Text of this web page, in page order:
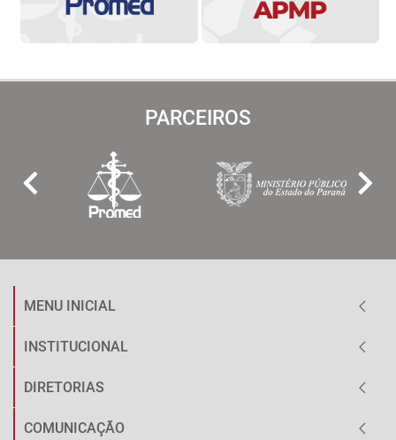
PARCEIROS
MENU INICIAL
INSTITUCIONAL
DIRETORIAS
COMUNICAÇÃO